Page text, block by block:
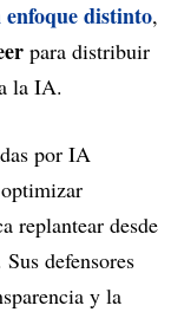
distinto,
para distribuir
la IA.
por IA
replantear desde
defensores
y la